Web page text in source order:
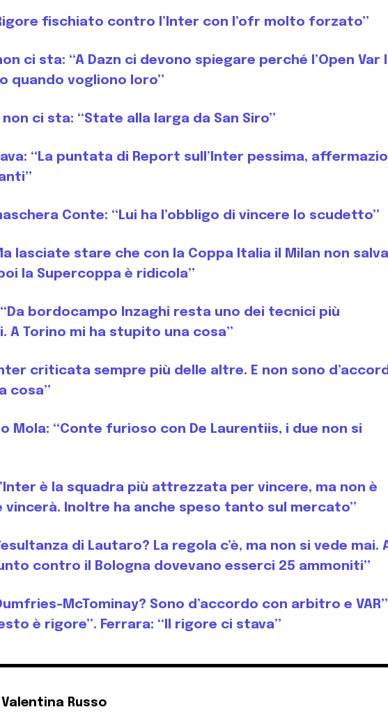
fischiato contro l’Inter con l’ofr molto forzato”
ci sta: “A Dazn ci devono spiegare perché l’Open Var
quando vogliono loro”
ci sta: “State alla larga da San Siro”
“La puntata di Report sull’Inter pessima,
Conte: “Lui ha l’obbligo di vincere lo scudetto”
lasciate stare che con la Coppa Italia il Milan non salva
la Supercoppa è ridicola”
bordocampo Inzaghi resta uno dei tecnici più
A Torino mi ha stupito una cosa”
criticata sempre più delle altre. E non sono
cosa”
Mola: “Conte furioso con De Laurentiis, i due non si
è la squadra più attrezzata per vincere, ma non è
vincerà. Inoltre ha anche speso tanto sul mercato”
di Lautaro? La regola c’è, ma non si vede mai.
contro il Bologna dovevano esserci 25 ammoniti”
McTominay? Sono d’accordo con arbitro e
è rigore”. Ferrara: “Il rigore ci stava”
Valentina Russo